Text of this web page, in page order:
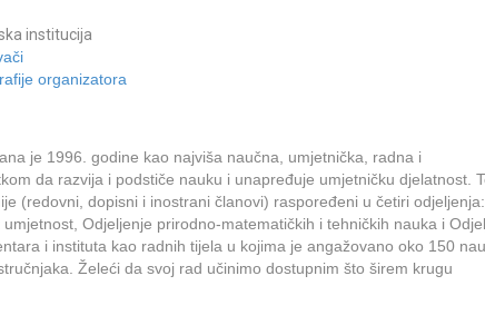
institucija
organizatora
je 1996. godine kao najviša naučna, umjetnička, radna i
da razvija i podstiče nauku i unapređuje umjetničku djelatnost.
(redovni, dopisni i inostrani članovi) raspoređeni u četiri odjeljenja:
Odjeljenje prirodno-matematičkih i tehničkih nauka i
i instituta kao radnih tijela u kojima je angažovano oko 150
Želeći da svoj rad učinimo dostupnim što širem krugu